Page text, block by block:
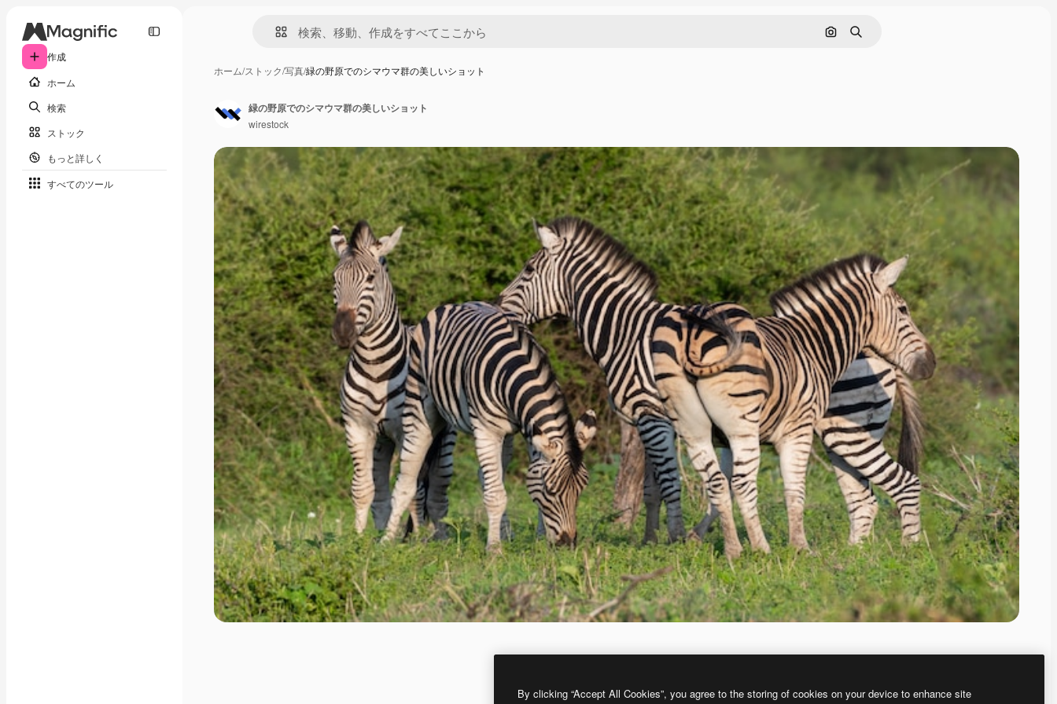
作成
ホーム
検索
ストック
もっと詳しく
すべてのツール
画像で検索
検索
ホーム/ストック/写真/緑の野原でのシマウマ群の美しいショット
緑の野原でのシマウマ群の美しいショット
wirestock
By clicking “Accept All Cookies”, you agree to the storing of cookies on your device to enhance site